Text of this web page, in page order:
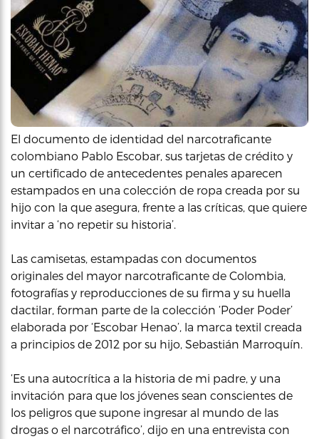
El documento de identidad del narcotraficante
colombiano Pablo Escobar, sus tarjetas de crédito y
un certificado de antecedentes penales aparecen
estampados en una colección de ropa creada por su
hijo con la que asegura, frente a las críticas, que quiere
invitar a ‘no repetir su historia’.
Las camisetas, estampadas con documentos
originales del mayor narcotraficante de Colombia,
fotografías y reproducciones de su firma y su huella
dactilar, forman parte de la colección ‘Poder Poder’
elaborada por ‘Escobar Henao’, la marca textil creada
a principios de 2012 por su hijo, Sebastián Marroquín.
‘Es una autocrítica a la historia de mi padre, y una
invitación para que los jóvenes sean conscientes de
los peligros que supone ingresar al mundo de las
drogas o el narcotráfico’, dijo en una entrevista con